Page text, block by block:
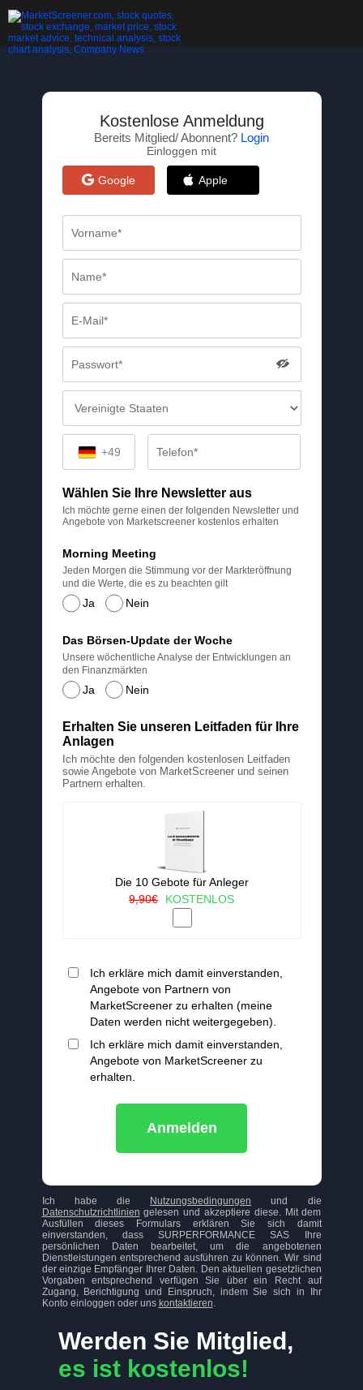
Werden Sie Mitglied,
es ist kostenlos!
Kostenlose Anmeldung
Bereits Mitglied/ Abonnent? Login
Einloggen mit
Google Apple
+49
Wählen Sie Ihre Newsletter aus
Ich möchte gerne einen der folgenden Newsletter und
Angebote von Marketscreener kostenlos erhalten
Ja Nein
Morning Meeting
Jeden Morgen die Stimmung vor der Markteröffnung
und die Werte, die es zu beachten gilt
Ja Nein
Das Börsen-Update der Woche
Unsere wöchentliche Analyse der Entwicklungen an
den Finanzmärkten
Erhalten Sie unseren Leitfaden für Ihre
Anlagen
Ich möchte den folgenden kostenlosen Leitfaden
sowie Angebote von MarketScreener und seinen
Partnern erhalten.
Die 10 Gebote für Anleger
9,90€
KOSTENLOS
Ich erkläre mich damit einverstanden,
Angebote von Partnern von
MarketScreener zu erhalten (meine
Daten werden nicht weitergegeben).
Ich erkläre mich damit einverstanden,
Angebote von MarketScreener zu
erhalten.
Anmelden
Ich habe die Nutzungsbedingungen und die
Datenschutzrichtlinien gelesen und akzeptiere diese. Mit dem
Ausfüllen dieses Formulars erklären Sie sich damit
einverstanden, dass SURPERFORMANCE SAS Ihre
persönlichen Daten bearbeitet, um die angebotenen
Dienstleistungen entsprechend ausführen zu können. Wir sind
der einzige Empfänger Ihrer Daten. Den aktuellen gesetzlichen
Vorgaben entsprechend verfügen Sie über ein Recht auf
Zugang, Berichtigung und Einspruch, indem Sie sich in Ihr
Konto einloggen oder uns kontaktieren.